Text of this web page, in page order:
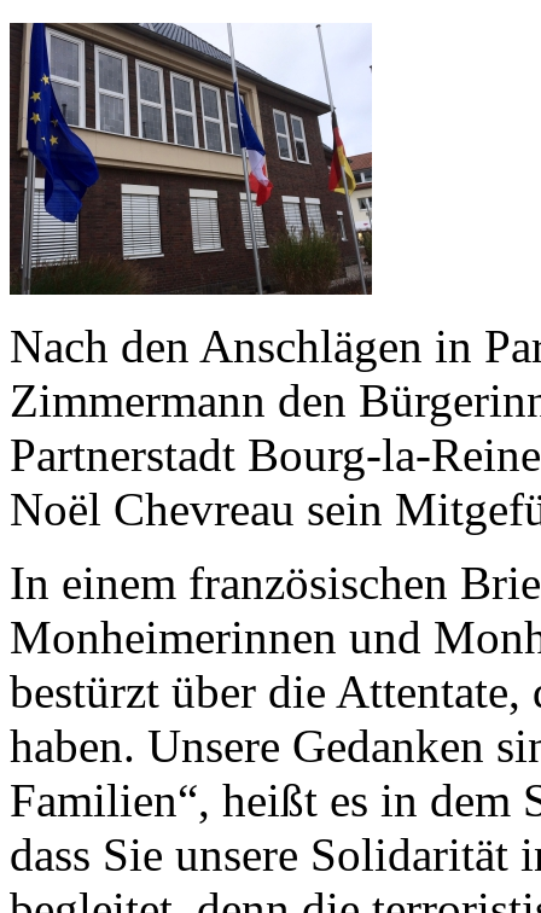
Nach den Anschlägen in
Zimmermann den
Partnerstadt Bourg-la-
Noël Chevreau sein
In einem französischen
Monheimerinnen und
bestürzt über die
haben. Unsere Gedanken
Familien“, heißt es in dem
dass Sie unsere Solidarität